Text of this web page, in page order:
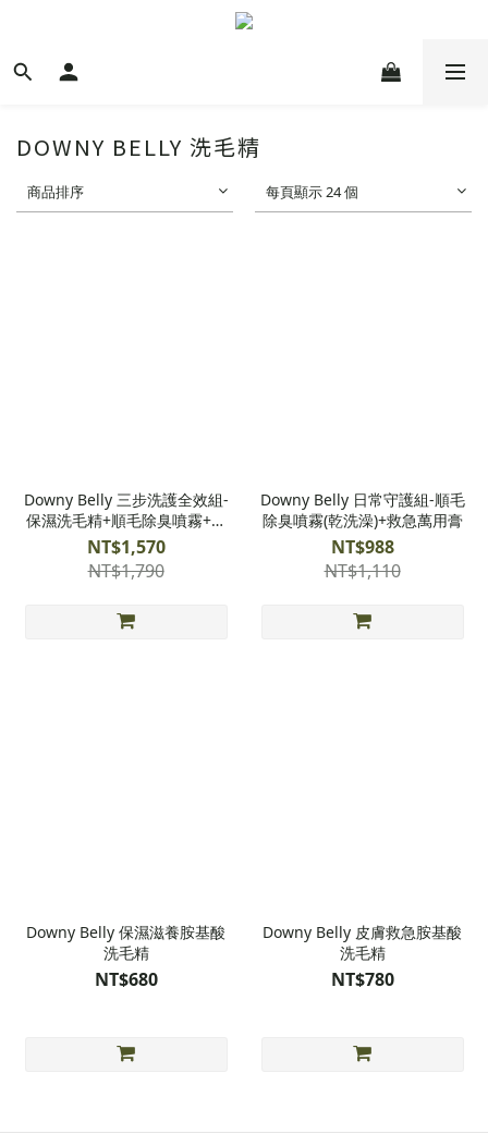
DOWNY BELLY 洗毛精
商品排序 每頁顯示 24 個
Downy Belly 三步洗護全效組-
保濕洗毛精+順毛除臭噴霧+救
急萬用膏
NT$1,570
NT$1,790
Downy Belly 日常守護組-順毛
除臭噴霧(乾洗澡)+救急萬用膏
NT$988
NT$1,110
Downy Belly 保濕滋養胺基酸
洗毛精
NT$680
Downy Belly 皮膚救急胺基酸
洗毛精
NT$780